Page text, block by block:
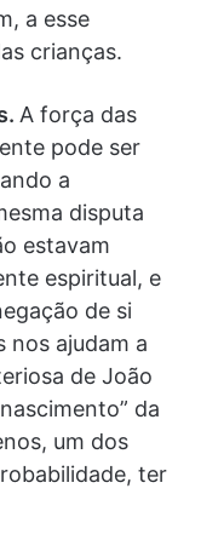
a esse
crianças.
A força das
pode ser
a
disputa
estavam
espiritual, e
de si
nos ajudam a
de João
da
um dos
ter